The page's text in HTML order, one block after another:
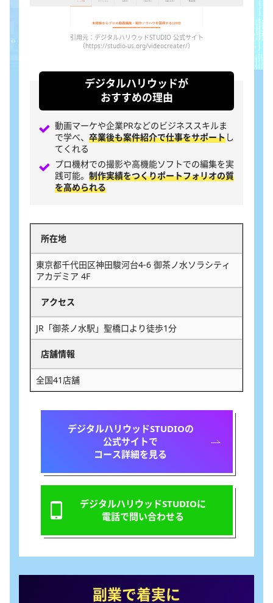
引用元：デジタルハリウッドSTUDIO 公式サイト
（https://studio-us.org/videocreater/）
デジタルハリウッドが
おすすめの理由
動画マーケや企業PRなどのビジネススキルま
で学べ、 卒業後も案件紹介で仕事をサポートし
てくれる
プロ機材での撮影や高機能ソフトでの編集を実
践可能。 制作実績をつくりポートフォリオの質
を高められる
所在地
東京都千代田区神田駿河台4-6 御茶ノ水ソラシティ
アカデミア 4F
アクセス
JR「御茶ノ水駅」聖橋口より徒歩1分
店舗情報
全国41店舗
デジタルハリウッドSTUDIOの
公式サイトで
コース詳細を見る
デジタルハリウッドSTUDIOに
電話で問い合わせる
副業で着実に